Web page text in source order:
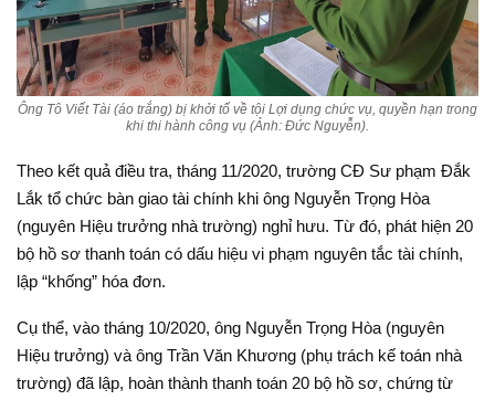
Ông Tô Viết Tài (áo trắng) bị khởi tố về tội Lợi dụng chức vụ, quyền hạn trong
khi thi hành công vụ (Ảnh: Đức Nguyễn).
Theo kết quả điều tra, tháng 11/2020, trường CĐ Sư phạm Đắk
Lắk tổ chức bàn giao tài chính khi ông Nguyễn Trọng Hòa
(nguyên Hiệu trưởng nhà trường) nghỉ hưu. Từ đó, phát hiện 20
bộ hồ sơ thanh toán có dấu hiệu vi phạm nguyên tắc tài chính,
lập “khống” hóa đơn.
Cụ thể, vào tháng 10/2020, ông Nguyễn Trọng Hòa (nguyên
Hiệu trưởng) và ông Trần Văn Khương (phụ trách kế toán nhà
trường) đã lập, hoàn thành thanh toán 20 bộ hồ sơ, chứng từ